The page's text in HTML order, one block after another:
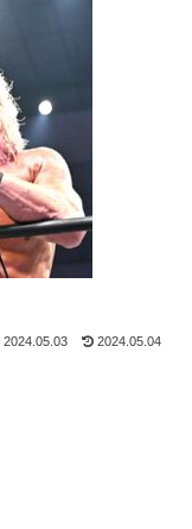
2024.05.03 2024.05.04